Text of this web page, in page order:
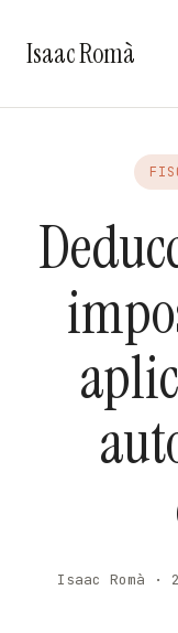
Isaac Romà
Isaac Romà